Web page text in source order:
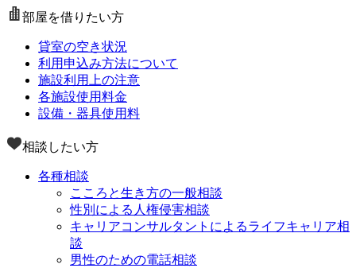
部屋を借りたい方
貸室の空き状況
利用申込み方法について
施設利用上の注意
各施設使用料金
設備・器具使用料
相談したい方
各種相談
こころと生き方の一般相談
性別による人権侵害相談
キャリアコンサルタントによるライフキャリア相
談
男性のための電話相談